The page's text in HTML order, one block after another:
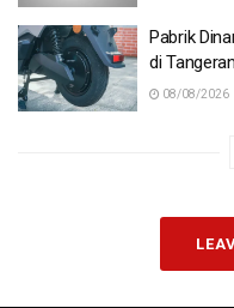
Pabrik
di
08/08/2026